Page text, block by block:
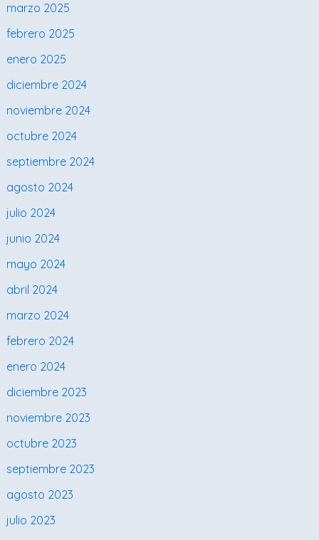
marzo 2025
febrero 2025
enero 2025
diciembre 2024
noviembre 2024
octubre 2024
septiembre 2024
agosto 2024
julio 2024
junio 2024
mayo 2024
abril 2024
marzo 2024
febrero 2024
enero 2024
diciembre 2023
noviembre 2023
octubre 2023
septiembre 2023
agosto 2023
julio 2023